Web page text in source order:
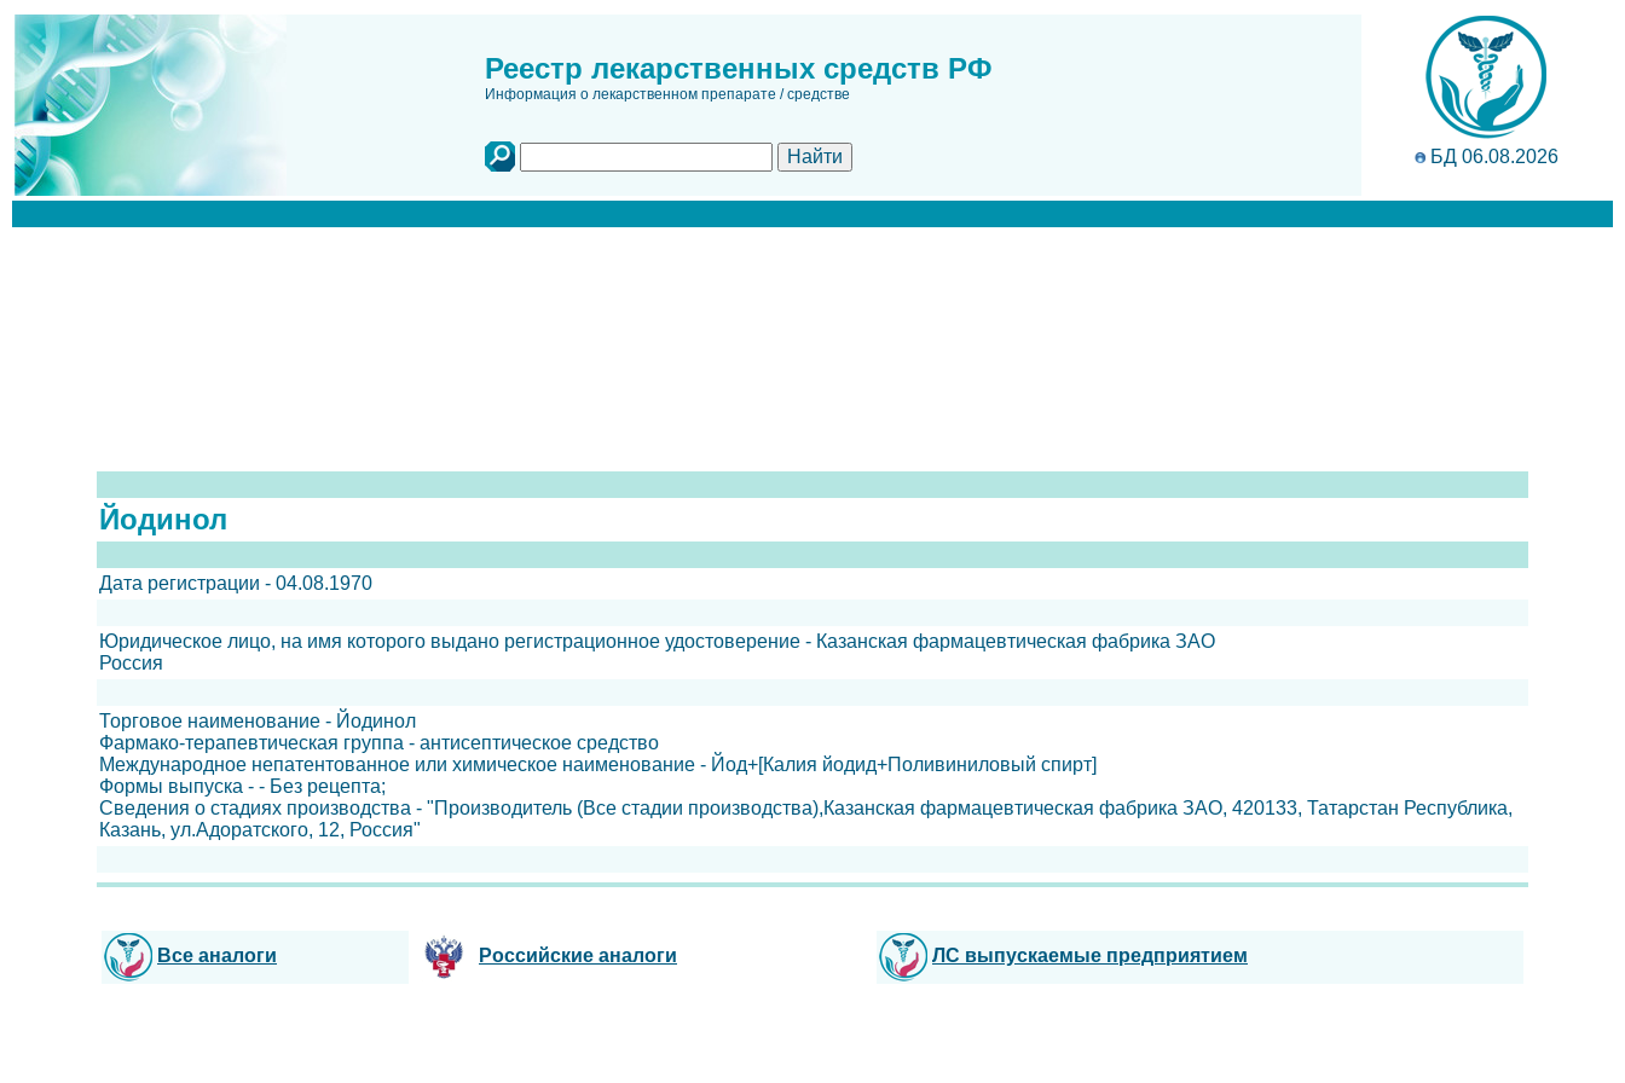
Реестр лекарственных средств РФ
Информация о лекарственном препарате / средстве
БД 06.08.2026
Йодинол
Дата регистрации - 04.08.1970
Юридическое лицо, на имя которого выдано регистрационное удостоверение - Казанская фармацевтическая фабрика ЗАО
Россия
Торговое наименование - Йодинол
Фармако-терапевтическая группа - антисептическое средство
Международное непатентованное или химическое наименование - Йод+[Калия йодид+Поливиниловый спирт]
Формы выпуска - - Без рецепта;
Сведения о стадиях производства - "Производитель (Все стадии производства),Казанская фармацевтическая фабрика ЗАО, 420133, Татарстан Республика,
Казань, ул.Адоратского, 12, Россия"
Все аналоги Российские аналоги ЛС выпускаемые предприятием